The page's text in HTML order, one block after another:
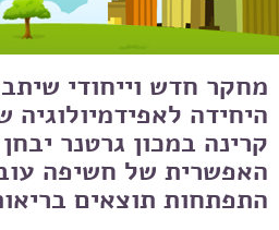
מחקר חדש וייחודי
היחידה לאפידמיולוגיה
קרינה במכון גרטנר
התפתחות תוצאים